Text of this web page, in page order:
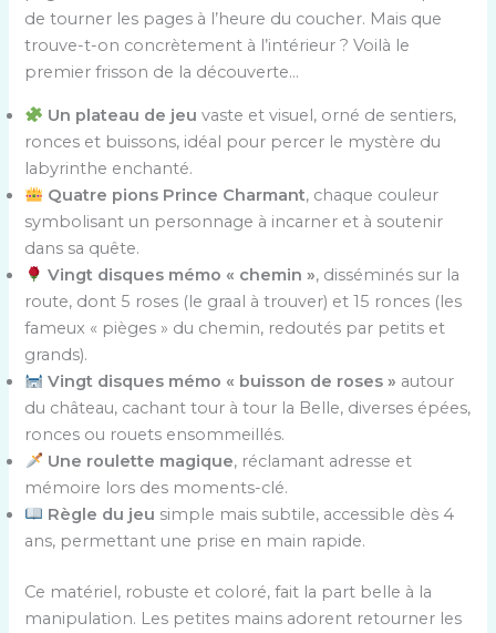
de tourner les pages à l’heure du coucher. Mais que
trouve-t-on concrètement à l’intérieur ? Voilà le
premier frisson de la découverte…
Un plateau de jeu vaste et visuel, orné de sentiers,
ronces et buissons, idéal pour percer le mystère du
labyrinthe enchanté.
Quatre pions Prince Charmant, chaque couleur
symbolisant un personnage à incarner et à soutenir
dans sa quête.
Vingt disques mémo « chemin », disséminés sur la
route, dont 5 roses (le graal à trouver) et 15 ronces (les
fameux « pièges » du chemin, redoutés par petits et
grands).
Vingt disques mémo « buisson de roses » autour
du château, cachant tour à tour la Belle, diverses épées,
ronces ou rouets ensommeillés.
Une roulette magique, réclamant adresse et
mémoire lors des moments-clé.
Règle du jeu simple mais subtile, accessible dès 4
ans, permettant une prise en main rapide.
Ce matériel, robuste et coloré, fait la part belle à la
manipulation. Les petites mains adorent retourner les